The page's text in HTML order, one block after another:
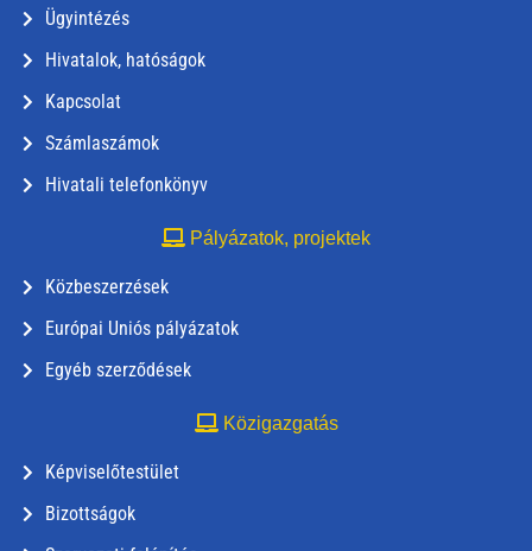
Ügyintézés
Hivatalok, hatóságok
Kapcsolat
Számlaszámok
Hivatali telefonkönyv
Pályázatok, projektek
Közbeszerzések
Európai Uniós pályázatok
Egyéb szerződések
Közigazgatás
Képviselőtestület
Bizottságok